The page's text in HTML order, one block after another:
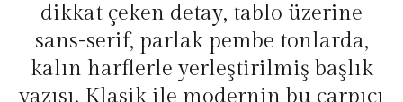
dikkat çeken detay, tablo üzerine
sans-serif, parlak pembe tonlarda,
kalın harflerle yerleştirilmiş başlık
yazısı. Klasik ile modernin bu çarpıcı